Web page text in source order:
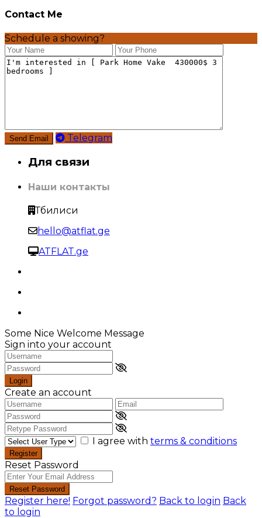
Contact Me
Schedule a showing?
Telegram
Для связи
Наши контакты
Тбилиси
hello@atflat.ge
ATFLAT.ge
Some Nice Welcome Message
Sign into your account
Login
Create an account
I agree with terms & conditions
Register
Reset Password
Reset Password
Register here! Forgot password? Back to login Back
to login